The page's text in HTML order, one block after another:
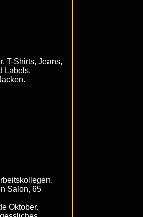
T-Shirts, Jeans,
Labels.
Salon, 65
Oktober.